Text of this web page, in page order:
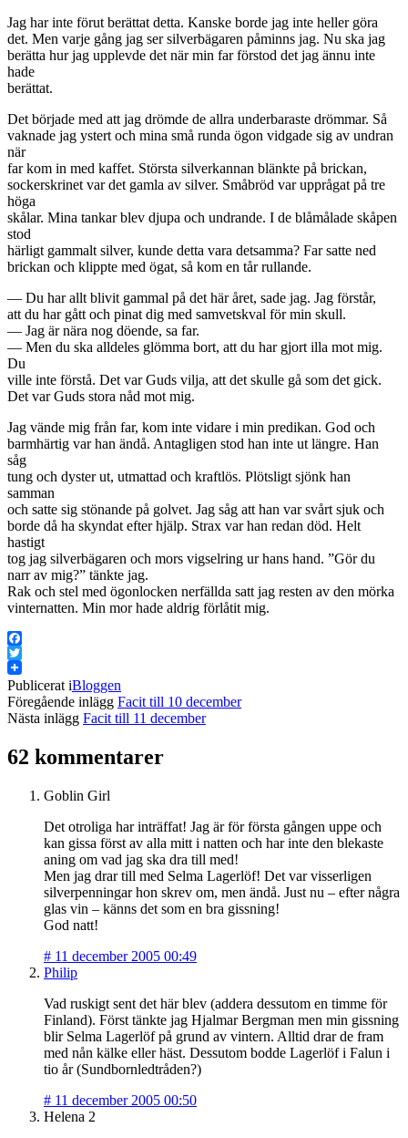
Jag har inte förut berättat detta. Kanske borde jag inte heller göra
det. Men varje gång jag ser silverbägaren påminns jag. Nu ska jag
berätta hur jag upplevde det när min far förstod det jag ännu inte
hade
berättat.
Det började med att jag drömde de allra underbaraste drömmar. Så
vaknade jag ystert och mina små runda ögon vidgade sig av undran
när
far kom in med kaffet. Största silverkannan blänkte på brickan,
sockerskrinet var det gamla av silver. Småbröd var upprågat på tre
höga
skålar. Mina tankar blev djupa och undrande. I de blåmålade skåpen
stod
härligt gammalt silver, kunde detta vara detsamma? Far satte ned
brickan och klippte med ögat, så kom en tår rullande.
— Du har allt blivit gammal på det här året, sade jag. Jag förstår,
att du har gått och pinat dig med samvetskval för min skull.
— Jag är nära nog döende, sa far.
— Men du ska alldeles glömma bort, att du har gjort illa mot mig.
Du
ville inte förstå. Det var Guds vilja, att det skulle gå som det gick.
Det var Guds stora nåd mot mig.
Jag vände mig från far, kom inte vidare i min predikan. God och
barmhärtig var han ändå. Antagligen stod han inte ut längre. Han
såg
tung och dyster ut, utmattad och kraftlös. Plötsligt sjönk han
samman
och satte sig stönande på golvet. Jag såg att han var svårt sjuk och
borde då ha skyndat efter hjälp. Strax var han redan död. Helt
hastigt
tog jag silverbägaren och mors vigselring ur hans hand. ”Gör du
narr av mig?” tänkte jag.
Rak och stel med ögonlocken nerfällda satt jag resten av den mörka
vinternatten. Min mor hade aldrig förlåtit mig.
Facebook
Twitter
Publicerat iBloggen
Föregående inlägg Facit till 10 december
Nästa inlägg Facit till 11 december
62 kommentarer
Goblin Girl
Det otroliga har inträffat! Jag är för första gången uppe och
kan gissa först av alla mitt i natten och har inte den blekaste
aning om vad jag ska dra till med!
Men jag drar till med Selma Lagerlöf! Det var visserligen
silverpenningar hon skrev om, men ändå. Just nu – efter några
glas vin – känns det som en bra gissning!
God natt!
# 11 december 2005 00:49
Philip
Vad ruskigt sent det här blev (addera dessutom en timme för
Finland). Först tänkte jag Hjalmar Bergman men min gissning
blir Selma Lagerlöf på grund av vintern. Alltid drar de fram
med nån kälke eller häst. Dessutom bodde Lagerlöf i Falun i
tio år (Sundbornledtråden?)
# 11 december 2005 00:50
Helena 2